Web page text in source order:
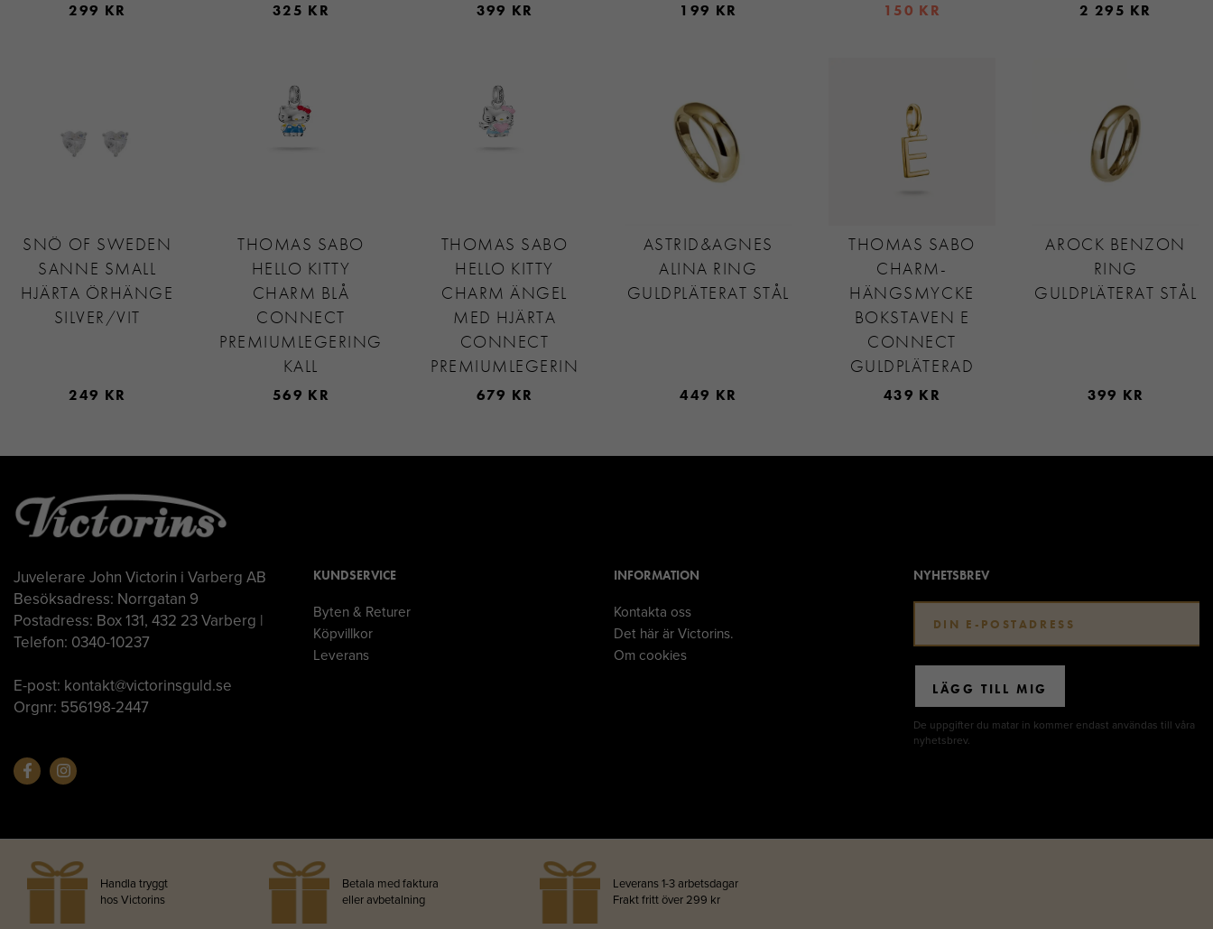
299 KR 325 KR 399 KR 199 KR 150 KR 2 295 KR
SNÖ OF SWEDEN
SANNE SMALL
HJÄRTA ÖRHÄNGE
SILVER/VIT
249 KR
THOMAS SABO
HELLO KITTY
CHARM BLÅ
CONNECT
PREMIUMLEGERING
KALL
569 KR
THOMAS SABO
HELLO KITTY
CHARM ÄNGEL
MED HJÄRTA
CONNECT
PREMIUMLEGERIN
679 KR
ASTRID&AGNES
ALINA RING
GULDPLÄTERAT STÅL
449 KR
THOMAS SABO
CHARM-
HÄNGSMYCKE
BOKSTAVEN E
CONNECT
GULDPLÄTERAD
439 KR
AROCK BENZON
RING
GULDPLÄTERAT STÅL
399 KR
Juvelerare John Victorin i Varberg AB
Besöksadress: Norrgatan 9
Postadress: Box 131, 432 23 Varberg |
Telefon: 0340-10237
E-post: kontakt@victorinsguld.se
Orgnr: 556198-2447
KUNDSERVICE
Byten & Returer
Köpvillkor
Leverans
INFORMATION
Kontakta oss
Det här är Victorins.
Om cookies
NYHETSBREV
LÄGG TILL MIG
De uppgifter du matar in kommer endast användas till våra
nyhetsbrev.
Handla tryggt
hos Victorins
Betala med faktura
eller avbetalning
Leverans 1-3 arbetsdagar
Frakt fritt över 299 kr